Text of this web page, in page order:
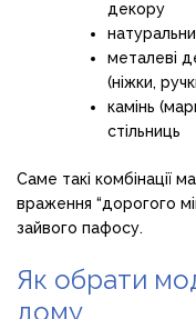
декору
металеві
(ніжки,
камінь
стільниць
Саме такі комбінації
враження “дорогого
зайвого пафосу.
Як обрати
дому